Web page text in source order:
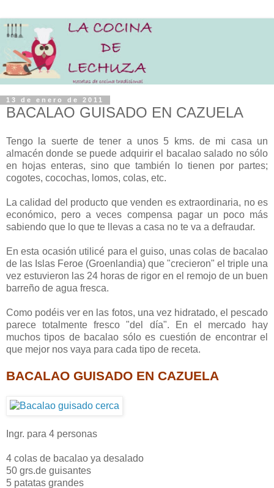
13 de enero de 2011
BACALAO GUISADO EN CAZUELA
Tengo la suerte de tener a unos 5 kms. de mi casa un
almacén donde se puede adquirir el bacalao salado no sólo
en hojas enteras, sino que también lo tienen por partes;
cogotes, cocochas, lomos, colas, etc.
La calidad del producto que venden es extraordinaria, no es
económico, pero a veces compensa pagar un poco más
sabiendo que lo que te llevas a casa no te va a defraudar.
En esta ocasión utilicé para el guiso, unas colas de bacalao
de las Islas Feroe (Groenlandia) que "crecieron" el triple una
vez estuvieron las 24 horas de rigor en el remojo de un buen
barreño de agua fresca.
Como podéis ver en las fotos, una vez hidratado, el pescado
parece totalmente fresco "del día". En el mercado hay
muchos tipos de bacalao sólo es cuestión de encontrar el
que mejor nos vaya para cada tipo de receta.
BACALAO GUISADO EN CAZUELA
Ingr. para 4 personas
4 colas de bacalao ya desalado
50 grs.de guisantes
5 patatas grandes